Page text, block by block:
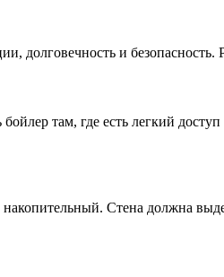
долговечность и
там, где есть легкий
Стена должна